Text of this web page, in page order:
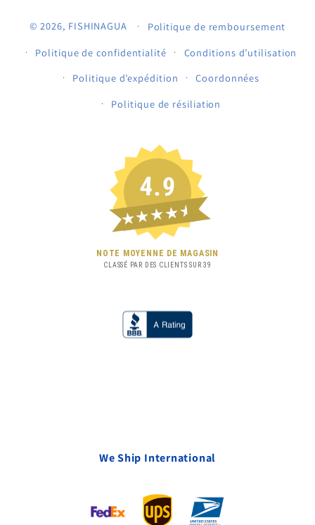
© 2026, FISHINAGUA
Politique de remboursement
Politique de confidentialité
Conditions d’utilisation
Politique d’expédition
Coordonnées
Politique de résiliation
4.9
★★★★★
NOTE MOYENNE DE MAGASIN
CLASSÉ PAR DES CLIENTS SUR39
We Ship International